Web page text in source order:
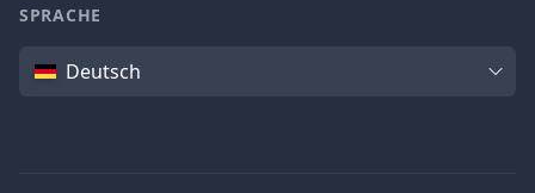
SPRACHE
SpracheDeutsch